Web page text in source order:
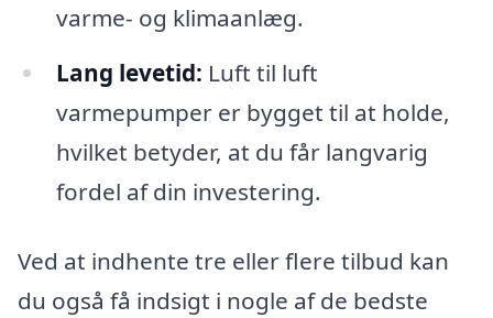
varme- og klimaanlæg.
Lang levetid: Luft til luft
varmepumper er bygget til at holde,
hvilket betyder, at du får langvarig
fordel af din investering.
Ved at indhente tre eller flere tilbud kan
du også få indsigt i nogle af de bedste